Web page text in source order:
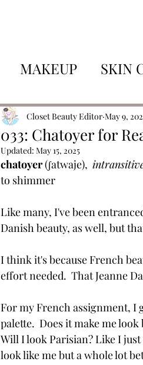
MAKEUP SKIN
033: Chatoyer for
Closet Beauty Editor May 9,
Updated: May 15, 2025
chatoyer (ʃatwaje),
to shimmer
Like many, I've been
Danish beauty, as well, but
I think it's because French
effort needed.  That Jeanne
For my French assignment, I
palette. Does it make me
Will I look Parisian? Like I
look like me but a whole lot